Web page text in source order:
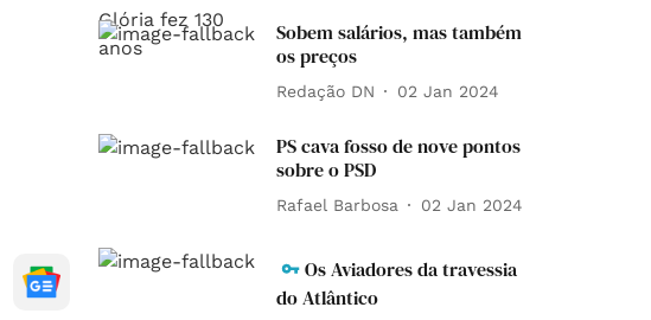
Sobem salários, mas também
os preços
Redação DN 02 Jan 2024
PS cava fosso de nove pontos
sobre o PSD
Rafael Barbosa 02 Jan 2024
Os Aviadores da travessia
do Atlântico